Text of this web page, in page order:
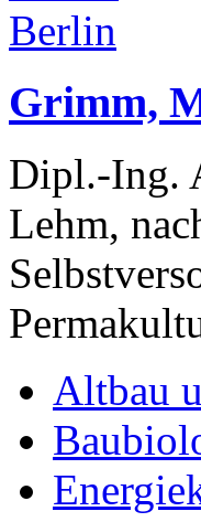
Grimm,
Dipl.-Ing.
Lehm,
Altbau